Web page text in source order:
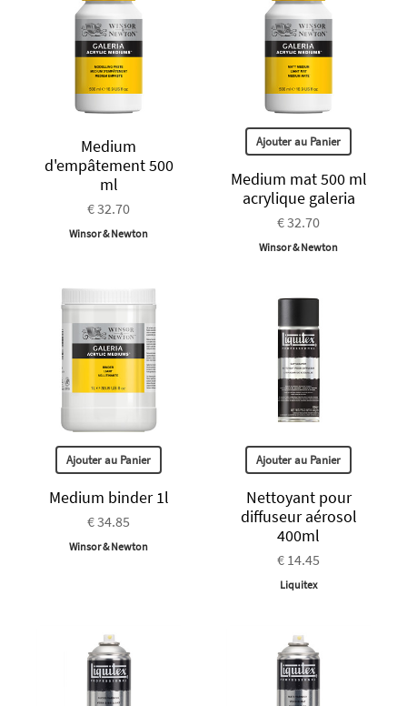
Medium
d'empâtement 500
ml
€ 32.70
Winsor & Newton
Ajouter au Panier
Medium mat 500 ml
acrylique galeria
€ 32.70
Winsor & Newton
Ajouter au Panier
Medium binder 1l
€ 34.85
Winsor & Newton
Ajouter au Panier
Nettoyant pour
diffuseur aérosol
400ml
€ 14.45
Liquitex